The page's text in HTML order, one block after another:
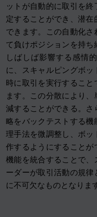
ットが自動的に取引を
定することができ、潜
できます。この自動化
て負けポジションを持
しばしば影響する感情
に、スキャルピングボ
時に取引を実行すること
ます。この分散により
減することができる。
略をバックテストする
理手法を微調整し、ボ
作するようにすること
機能を統合することで、
ーダーが取引活動の規
に不可欠なものとなりま